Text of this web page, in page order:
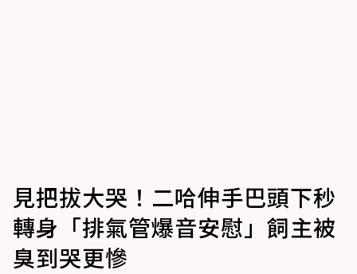
見把拔大哭！二哈伸手巴頭下秒
轉身「排氣管爆音安慰」飼主被
臭到哭更慘